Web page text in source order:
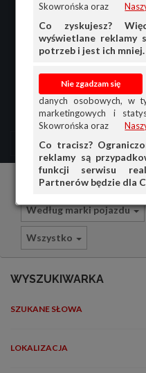
Skowrońska oraz
Co zyskujesz?
wyświetlane reklamy
potrzeb i jest ich mniej.
danych osobowych, w
marketingowych i
Skowrońska oraz
Co tracisz?
reklamy są
funkcji serwisu
Partnerów będzie dla
MENU
Części i akcesoria
Według marki pojazdu
Wszystko
WYSZUKIWARKA
SZUKANE SŁOWA
LOKALIZACJA